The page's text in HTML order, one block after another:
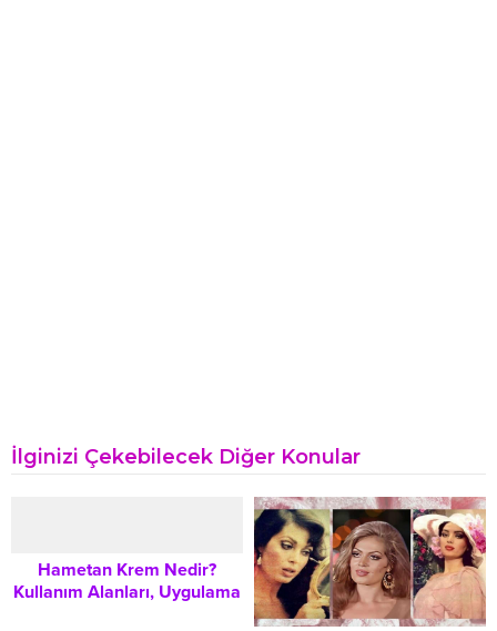
İlginizi Çekebilecek Diğer Konular
Hametan Krem Nedir?
Kullanım Alanları, Uygulama